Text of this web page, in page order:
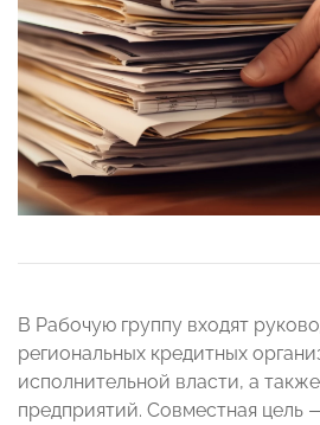
В Рабочую группу входят
региональных кредитных
исполнительной власти, а
предприятий. Совместная цель